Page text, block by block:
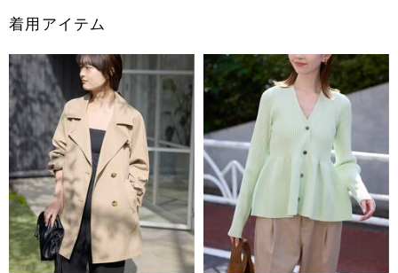
着用アイテム